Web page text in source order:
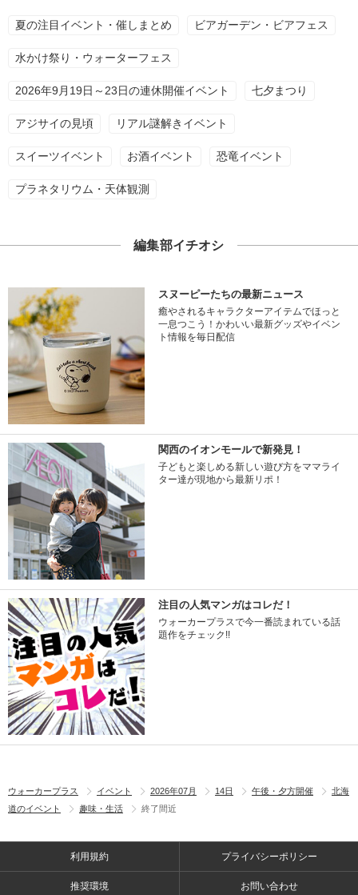
夏の注目イベント・催しまとめ ビアガーデン・ビアフェス
水かけ祭り・ウォーターフェス
2026年9月19日～23日の連休開催イベント 七夕まつり
アジサイの見頃 リアル謎解きイベント
スイーツイベント お酒イベント 恐竜イベント
プラネタリウム・天体観測
編集部イチオシ
スヌーピーたちの最新ニュース
癒やされるキャラクターアイテムでほっと
一息つこう！かわいい最新グッズやイベン
ト情報を毎日配信
関西のイオンモールで新発見！
子どもと楽しめる新しい遊び方をママライ
ター達が現地から最新リポ！
注目の人気マンガはコレだ！
ウォーカープラスで今一番読まれている話
題作をチェック!!
ウォーカープラス イベント 2026年07月 14日 午後・夕方開催
北海
道のイベント
趣味・生活 終了間近
利用規約 プライバシーポリシー
推奨環境 お問い合わせ